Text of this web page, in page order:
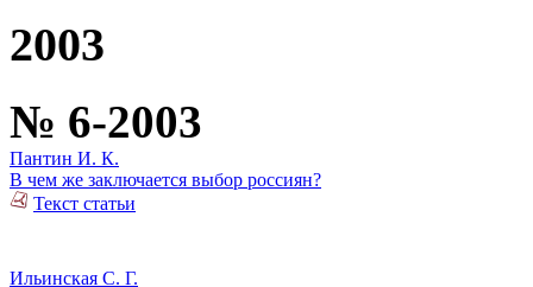
2003
№ 6-2003
Пантин И. К.
В чем же заключается выбор россиян?
Текст статьи
Ильинская С. Г.